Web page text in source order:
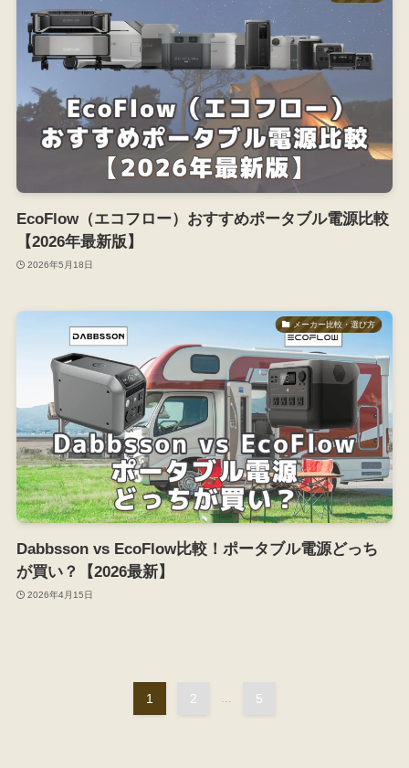
EcoFlow（エコフロー）おすすめポータブル電源比較
【2026年最新版】
2026年5月18日
メーカー比較・選び方
Dabbsson vs EcoFlow比較！ポータブル電源どっち
が買い？【2026最新】
2026年4月15日
1 2 ... 5